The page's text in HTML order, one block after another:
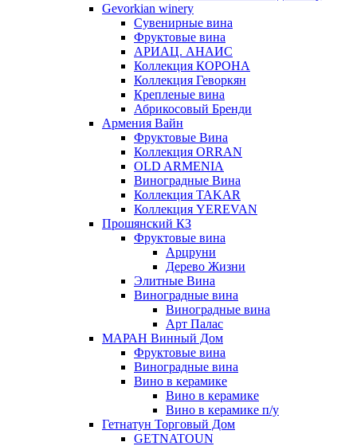
Gevorkian winery
Сувенирные вина
Фруктовые вина
АРИАЦ. АНАИС
Коллекция КОРОНА
Коллекция Геворкян
Крепленые вина
Абрикосовый Бренди
Армения Вайн
Фруктовые Вина
Коллекция ORRAN
OLD ARMENIA
Виноградные Вина
Коллекция TAKAR
Коллекция YEREVAN
Прошянский КЗ
Фруктовые вина
Арцруни
Дерево Жизни
Элитные Вина
Виноградные вина
Виноградные вина
Арт Палас
МАРАН Винный Дом
Фруктовые вина
Виноградные вина
Вино в керамике
Вино в керамике
Вино в керамике п/у
Гетнатун Торговый Дом
GETNATOUN